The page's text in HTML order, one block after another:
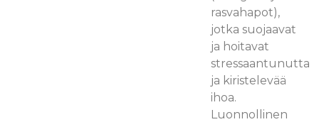
rasvahapot),
jotka suojaavat
ja hoitavat
stressaantunutta
ja kiristelevää
ihoa.
Luonnollinen